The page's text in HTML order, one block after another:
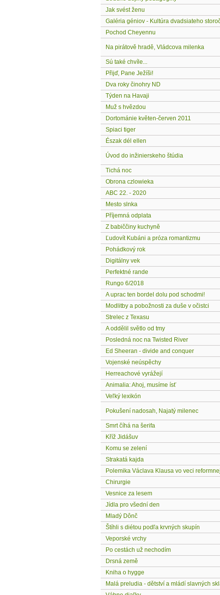
Jak svést ženu
Galéria géniov - Kultúra dvadsiateho
Pochod Cheyennu
Na pirátově hradě, Vládcova milenka
Sú také chvíle...
Přijď, Pane Ježíši!
Dva roky činohry ND
Týden na Havaji
Muž s hvězdou
Dortománie květen-červen 2011
Spiaci tiger
Észak dél ellen
Úvod do inžinierskeho štúdia
Tichá noc
Obrona czlowieka
ABC 22. - 2020
Mesto slnka
Příjemná odplata
Z babiččiny kuchyně
Ľudovít Kubáni a próza romantizmu
Pohádkový rok
Digitálny vek
Perfektné rande
Rungo 6/2018
A uprac ten bordel dolu pod schodmi!
Modlitby a pobožnosti za duše v očistci
Strelec z Texasu
A oddělil světlo od tmy
Posledná noc na Twisted River
Ed Sheeran - divide and conquer
Vojenské neúspěchy
Herreachové vyrážejí
Animalia: Ahoj, musíme ísť
Veľký lexikón
Pokušení nadosah, Najatý milenec
Smrt číhá na šerifa
Kříž Jidášuv
Komu se zelení
Strakatá kajda
Polemika Václava Klausa vo veci
Chirurgie
Vesnice za lesem
Jídla pro všední den
Mladý Dônč
Štíhli s diétou podľa krvných skupín
Veporské vrchy
Po cestách už nechodím
Drsná země
Kniha o hygge
Malá preludia - dětství a mládí slavných